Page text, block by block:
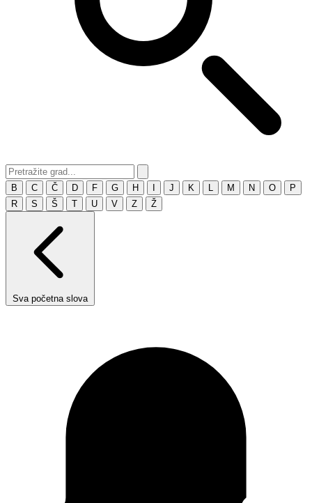
B C Č D F G H J K M N O
P
R
S Š T U V Z Ž
Sva početna slova